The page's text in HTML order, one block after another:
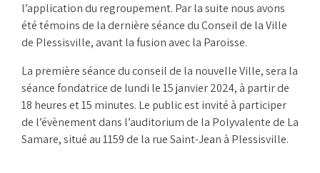
l’application du regroupement. Par la suite nous avons
été témoins de la dernière séance du Conseil de la Ville
de Plessisville, avant la fusion avec la Paroisse.
La première séance du conseil de la nouvelle Ville, sera la
séance fondatrice de lundi le 15 janvier 2024, à partir de
18 heures et 15 minutes. Le public est invité à participer
de l’évènement dans l’auditorium de la Polyvalente de La
Samare, situé au 1159 de la rue Saint-Jean à Plessisville.